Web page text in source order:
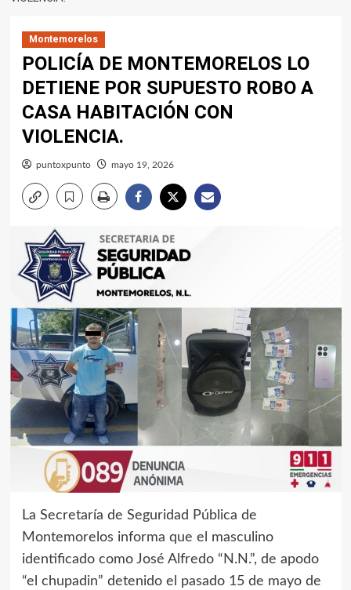
Montemorelos
POLICÍA DE MONTEMORELOS LO
DETIENE POR SUPUESTO ROBO A
CASA HABITACIÓN CON
VIOLENCIA.
puntoxpunto mayo 19, 2026
La Secretaría de Seguridad Pública de
Montemorelos informa que el masculino
identificado como José Alfredo “N.N.”, de apodo
“el chupadin” detenido el pasado 15 de mayo de